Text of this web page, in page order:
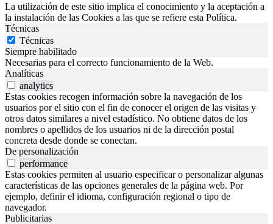
La utilización de este sitio implica el conocimiento y la aceptación a
la instalación de las Cookies a las que se refiere esta Política.
Técnicas
Técnicas
Siempre habilitado
Necesarias para el correcto funcionamiento de la Web.
Analíticas
analytics
Estas cookies recogen información sobre la navegación de los
usuarios por el sitio con el fin de conocer el origen de las visitas y
otros datos similares a nivel estadístico. No obtiene datos de los
nombres o apellidos de los usuarios ni de la dirección postal
concreta desde donde se conectan.
De personalización
performance
Estas cookies permiten al usuario especificar o personalizar algunas
características de las opciones generales de la página web. Por
ejemplo, definir el idioma, configuración regional o tipo de
navegador.
Publicitarias